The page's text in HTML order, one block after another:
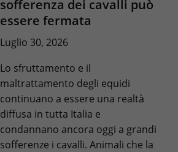
sofferenza dei cavalli può
essere fermata
Luglio 30, 2026
Lo sfruttamento e il
maltrattamento degli equidi
continuano a essere una realtà
diffusa in tutta Italia e
condannano ancora oggi a grandi
sofferenze i cavalli. Animali che la